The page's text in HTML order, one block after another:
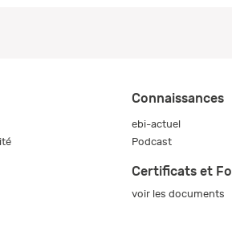
Connaissances
ebi-actuel
Podcast
Certificats et
voir les documents